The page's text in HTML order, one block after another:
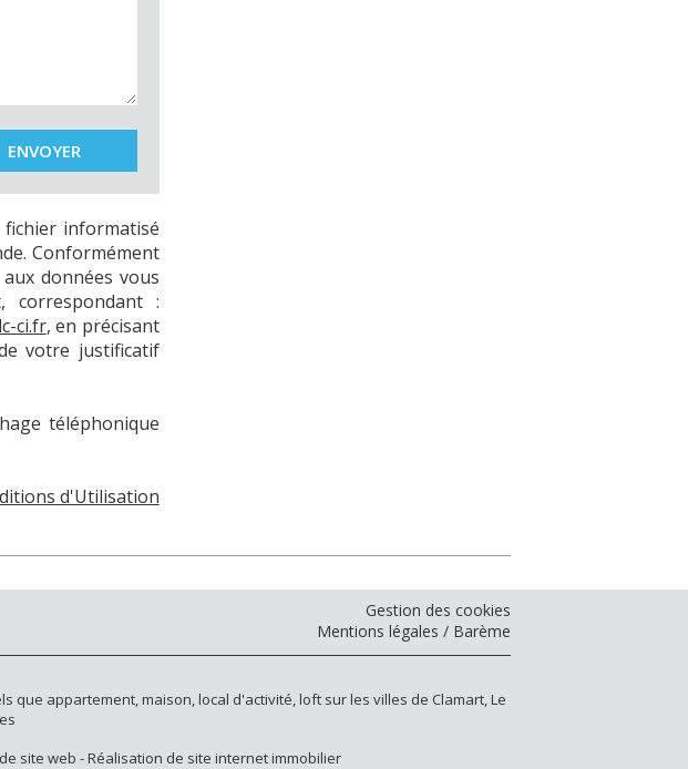
informatisé
Conformément
données vous
correspondant :
ci.fr, en précisant
votre justificatif
téléphonique
d'Utilisation
Gestion des cookies
Mentions légales / Barème
que appartement,maison,local d'activité,loft sur les villes de Clamart,Le
site web -Réalisation de site internet immobilier